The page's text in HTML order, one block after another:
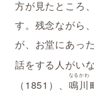
方が見たところ
す。残念ながら
が、お堂にあっ
話をする人がい
（1851）、 鳴川
なるかわ